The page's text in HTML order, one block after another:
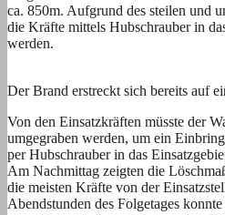
ca. 850m. Aufgrund des steilen und
die Kräfte mittels Hubschrauber in
werden.
Der Brand erstreckt sich bereits auf
Von den Einsatzkräften müsste der
umgegraben werden, um ein
per Hubschrauber in das
Am Nachmittag zeigten die
die meisten Kräfte von der
Abendstunden des Folgetages